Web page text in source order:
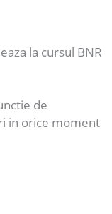
la cursul BNR
de
in orice moment